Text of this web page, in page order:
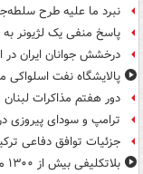
نبرد ما علیه طرح
پاسخ منفی یک لژیونر
درخشش جوانان ایران
پالایشگاه نفت
دور هفتم مذاکرات
ترامپ و سودای پیروزی
جزئیات توافق دفاعی
بلاتکلیفی بیش از ۱۳۰۰ مهاجر خردسال در سئوتای اسپانیا